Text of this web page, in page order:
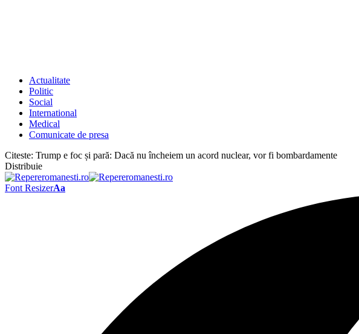
Actualitate
Politic
Social
International
Medical
Comunicate de presa
Citeste: Trump e foc și pară: Dacă nu încheiem un acord nuclear, vor fi bombardamente
Distribuie
Font ResizerAa